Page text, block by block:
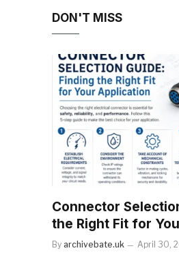
DON'T MISS
Connector
the Right Fit for
By archivebate.uk April 30,